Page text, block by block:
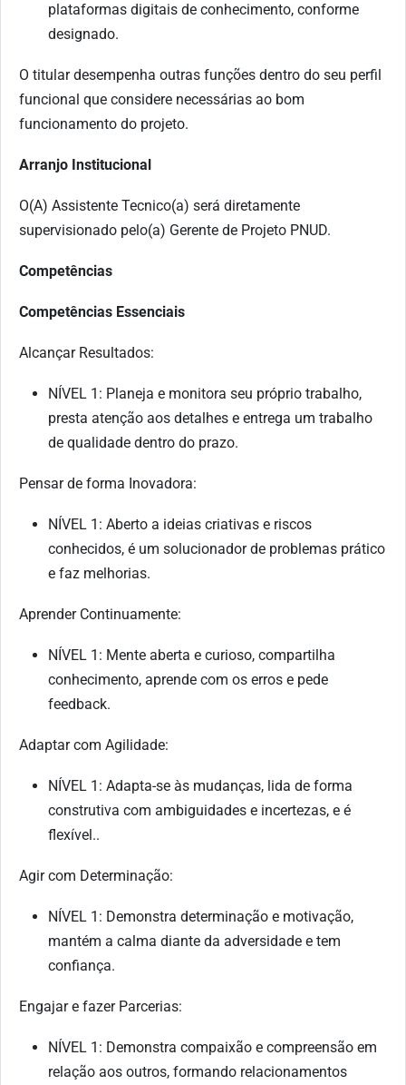
plataformas digitais de conhecimento, conforme
designado.
O titular desempenha outras funções dentro do seu perfil
funcional que considere necessárias ao bom
funcionamento do projeto.
Arranjo Institucional
O(A) Assistente Tecnico(a) será diretamente
supervisionado pelo(a) Gerente de Projeto PNUD.
Competências
Competências Essenciais
Alcançar Resultados:
NÍVEL 1: Planeja e monitora seu próprio trabalho,
presta atenção aos detalhes e entrega um trabalho
de qualidade dentro do prazo.
Pensar de forma Inovadora:
NÍVEL 1: Aberto a ideias criativas e riscos
conhecidos, é um solucionador de problemas prático
e faz melhorias.
Aprender Continuamente:
NÍVEL 1: Mente aberta e curioso, compartilha
conhecimento, aprende com os erros e pede
feedback.
Adaptar com Agilidade:
NÍVEL 1: Adapta-se às mudanças, lida de forma
construtiva com ambiguidades e incertezas, e é
flexível..
Agir com Determinação:
NÍVEL 1: Demonstra determinação e motivação,
mantém a calma diante da adversidade e tem
confiança.
Engajar e fazer Parcerias:
NÍVEL 1: Demonstra compaixão e compreensão em
relação aos outros, formando relacionamentos